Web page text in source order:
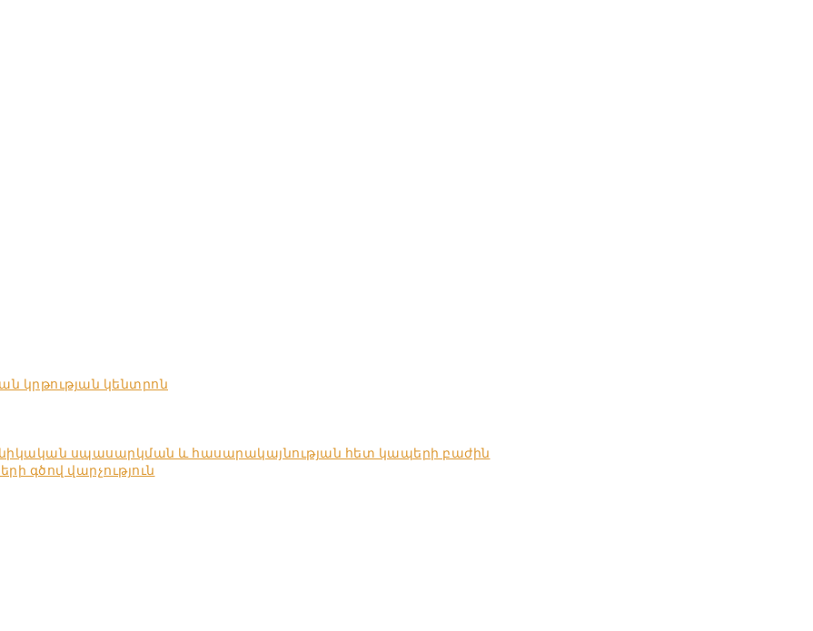
կրթության կենտրոն
սպասարկման և հասարակայնության հետ կապերի բաժին
գծով վարչություն